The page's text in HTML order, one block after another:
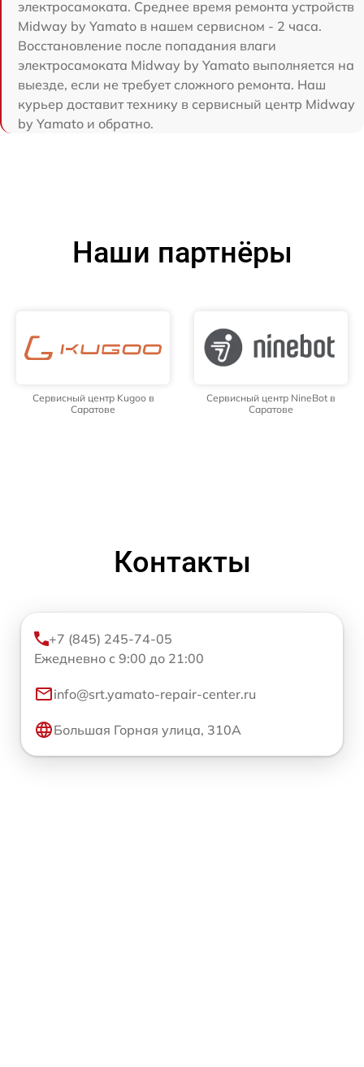
электросамоката. Среднее время ремонта устройств
Midway by Yamato в нашем сервисном - 2 часа.
Восстановление после попадания влаги
электросамоката Midway by Yamato выполняется на
выезде, если не требует сложного ремонта. Наш
курьер доставит технику в сервисный центр Midway
by Yamato и обратно.
Наши партнёры
Сервисный центр Kugoo в
Саратове
Сервисный центр NineBot в
Саратове
Контакты
+7 (845) 245-74-05
Ежедневно с 9:00 до 21:00
info@srt.yamato-repair-center.ru
Большая Горная улица, 310А